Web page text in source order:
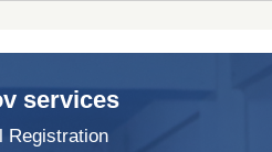
services
Registration